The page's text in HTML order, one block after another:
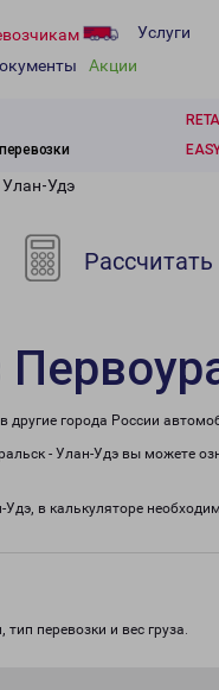
Услуги
Акции
Улан-Удэ
другие города России
- Улан-Удэ вы можете
в калькуляторе
перевозки и вес груза.